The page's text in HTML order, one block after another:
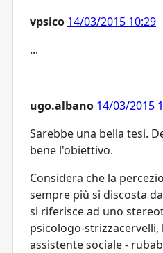
vpsico 14/03/2015 10:29
...
ugo.albano 14/03/2015
Sarebbe una bella tesi.
bene l'obiettivo.
Considera che la
sempre più si discosta
si riferisce ad uno
psicologo-
assistente sociale -